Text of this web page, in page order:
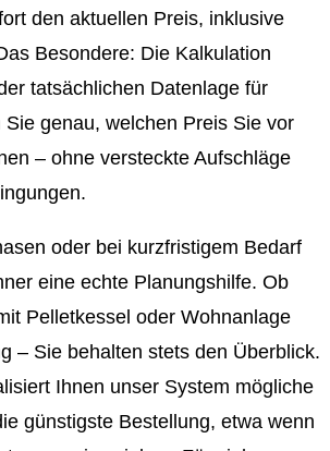
den aktuellen Preis, inklusive
Besondere: Die Kalkulation
tatsächlichen Datenlage für
Sie genau, welchen Preis Sie vor
– ohne versteckte Aufschläge
oder bei kurzfristigem Bedarf
eine echte Planungshilfe. Ob
Pelletkessel oder Wohnanlage
– Sie behalten stets den Überblick.
Ihnen unser System mögliche
günstigste Bestellung, etwa wenn